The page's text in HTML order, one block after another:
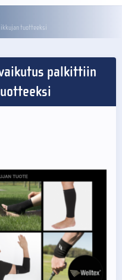
tuotteeksi
vaikutus palkittiin